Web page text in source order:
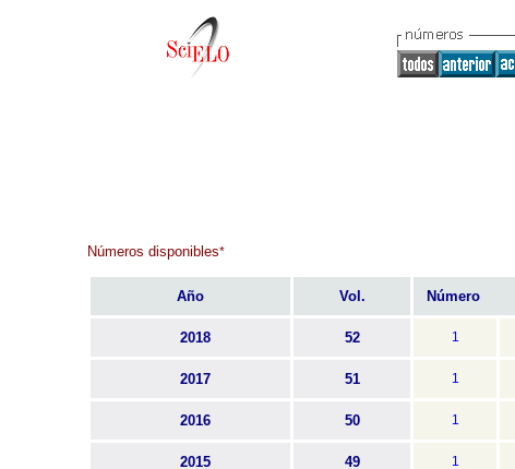
Números disponibles*
Año Vol. Número
2018 52 1
2017 51 1
2016 50 1
2015 49 1